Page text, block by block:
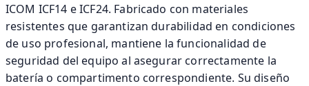
ICOM ICF14 e ICF24. Fabricado con materiales
resistentes que garantizan durabilidad en condiciones
de uso profesional, mantiene la funcionalidad de
seguridad del equipo al asegurar correctamente la
batería o compartimento correspondiente. Su diseño